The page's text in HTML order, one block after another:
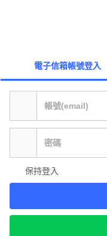
電子信箱帳號登入
保持登入